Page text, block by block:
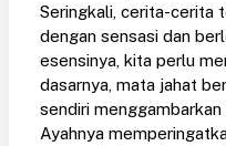
Seringkali, cerita-cerita
dengan sensasi dan
esensinya, kita perlu
dasarnya, mata jahat
sendiri
Ayahnya